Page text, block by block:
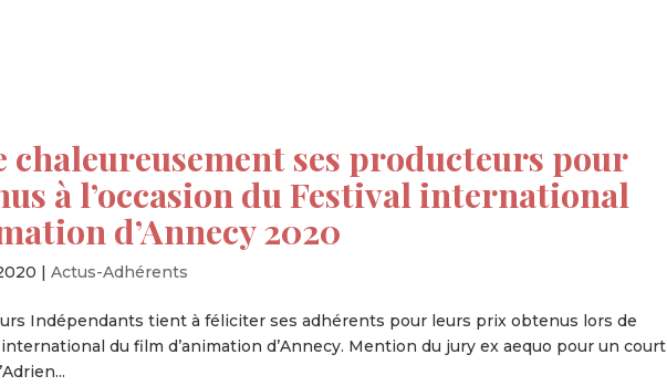
chaleureusement ses producteurs pour
à l’occasion du Festival international
d’Annecy 2020
|Actus-Adhérents
Indépendants tient à féliciter ses adhérents pour leurs prix obtenus lors de
du film d’animation d’Annecy. Mention du jury ex aequo pour un court